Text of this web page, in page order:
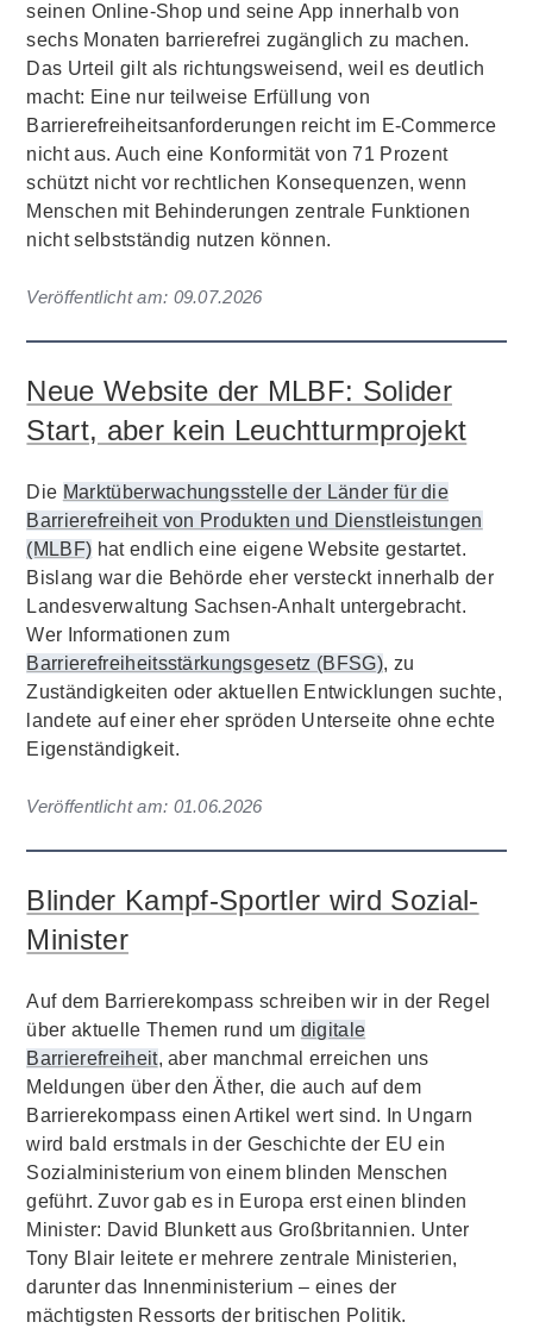
seinen Online-Shop und seine App innerhalb von
sechs Monaten barrierefrei zugänglich zu machen.
Das Urteil gilt als richtungsweisend, weil es deutlich
macht: Eine nur teilweise Erfüllung von
Barrierefreiheitsanforderungen reicht im E-Commerce
nicht aus. Auch eine Konformität von 71 Prozent
schützt nicht vor rechtlichen Konsequenzen, wenn
Menschen mit Behinderungen zentrale Funktionen
nicht selbstständig nutzen können.
Veröffentlicht am: 09.07.2026
Neue Website der MLBF: Solider
Start, aber kein Leuchtturmprojekt
Die Marktüberwachungsstelle der Länder für die
Barrierefreiheit von Produkten und Dienstleistungen
(MLBF) hat endlich eine eigene Website gestartet.
Bislang war die Behörde eher versteckt innerhalb der
Landesverwaltung Sachsen-Anhalt untergebracht.
Wer Informationen zum
Barrierefreiheitsstärkungsgesetz (BFSG), zu
Zuständigkeiten oder aktuellen Entwicklungen suchte,
landete auf einer eher spröden Unterseite ohne echte
Eigenständigkeit.
Veröffentlicht am: 01.06.2026
Blinder Kampf-Sportler wird Sozial-
Minister
Auf dem Barrierekompass schreiben wir in der Regel
über aktuelle Themen rund um digitale
Barrierefreiheit, aber manchmal erreichen uns
Meldungen über den Äther, die auch auf dem
Barrierekompass einen Artikel wert sind. In Ungarn
wird bald erstmals in der Geschichte der EU ein
Sozialministerium von einem blinden Menschen
geführt. Zuvor gab es in Europa erst einen blinden
Minister: David Blunkett aus Großbritannien. Unter
Tony Blair leitete er mehrere zentrale Ministerien,
darunter das Innenministerium – eines der
mächtigsten Ressorts der britischen Politik.